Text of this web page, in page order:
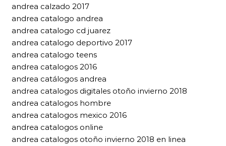
andrea calzado 2017
andrea catalogo andrea
andrea catalogo cd juarez
andrea catalogo deportivo 2017
andrea catalogo teens
andrea catalogos 2016
andrea catálogos andrea
andrea catalogos digitales otoño invierno 2018
andrea catalogos hombre
andrea catalogos mexico 2016
andrea catalogos online
andrea catalogos otoño invierno 2018 en linea